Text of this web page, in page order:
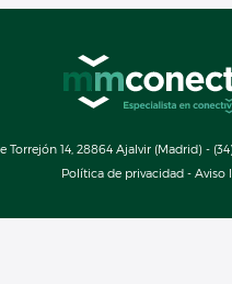
14, 28864 Ajalvir (Madrid) -
Política de privacidad - Aviso